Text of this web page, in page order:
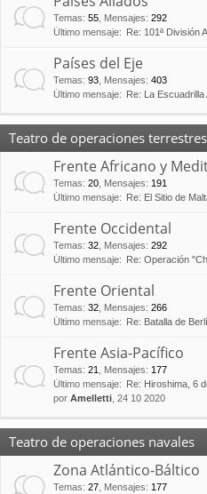
Temas: 55 Mensajes: 292
Último mensaje:
Re: 101ª División
Países del Eje
Temas: 93 Mensajes: 403
Último mensaje:
Re: La Escuadrilla
Teatro de operaciones terrestres
Frente Africano y
Temas: 20 Mensajes: 191
Último mensaje:
Re: El Sitio de
Frente Occidental
Temas: 32 Mensajes: 292
Último mensaje:
Re: Operación
Frente Oriental
Temas: 32 Mensajes: 266
Último mensaje:
Re: Batalla de
Frente Asia-Pacífico
Temas: 21 Mensajes: 177
Último mensaje:
Re: Hiroshima, 6
por Amelletti , 24 10 2020
Teatro de operaciones navales
Zona Atlántico-Báltico
Temas: 27 Mensajes: 177